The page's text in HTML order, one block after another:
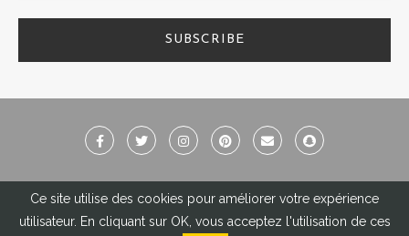
©Ginger Pixel - L'ensemble des textes et photos présents sur ce site
m'appartiennent, merci de ne pas les utiliser - Copyright 2011-2021 -
Ce site utilise des cookies pour améliorer votre expérience
utilisateur. En cliquant sur OK, vous acceptez l'utilisation de ces